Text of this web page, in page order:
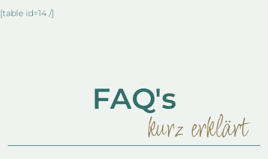
[table id=14 /]
FAQ's
kurz erklärt